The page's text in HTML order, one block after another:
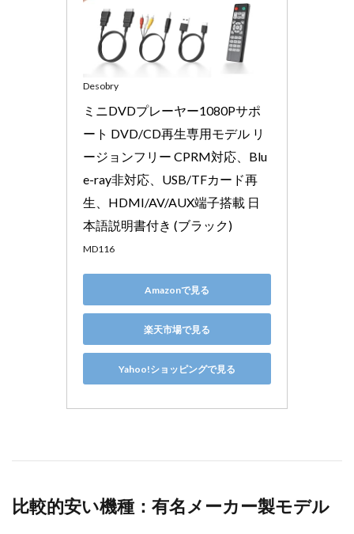
Desobry
ミニDVDプレーヤー1080Pサポ
ート DVD/CD再生専用モデル リ
ージョンフリー CPRM対応、Blu
e-ray非対応、USB/TFカード再
生、HDMI/AV/AUX端子搭載 日
本語説明書付き (ブラック)
MD116
Amazonで見る
楽天市場で見る
Yahoo!ショッピングで見る
比較的安い機種：有名メーカー製モデル